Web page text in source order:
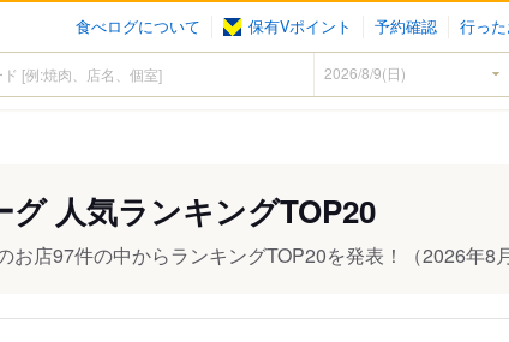
食べログについて 保有Vポイント 予約確認 行っ
グ 人気ランキングTOP20
お店97件の中からランキングTOP20を発表！ （2026年8